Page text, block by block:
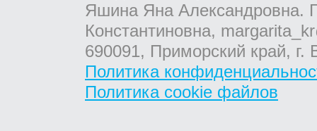
Яшина Яна Александровна.
Константиновна,
690091, Приморский край,
Политика
Политика cookie файлов